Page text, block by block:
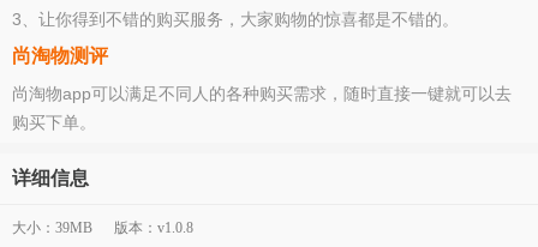
3、让你得到不错的购买服务，大家购物的惊喜都是不错的。
尚淘物测评
尚淘物app可以满足不同人的各种购买需求，随时直接一键就可以去
购买下单。
详细信息
大小：39MB
版本：v1.0.8